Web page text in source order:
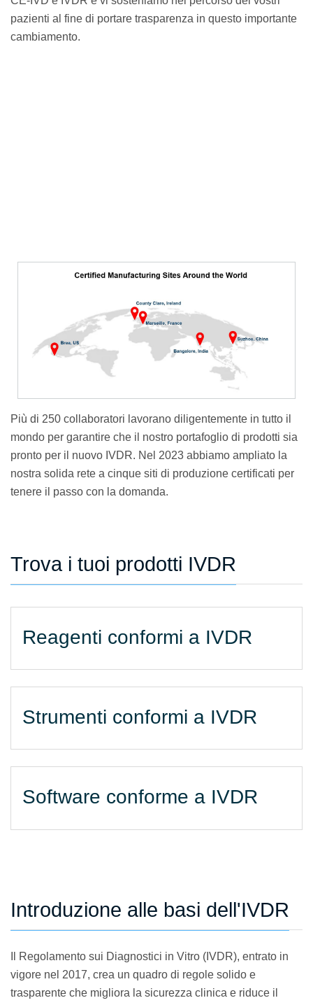
pazienti al fine di portare trasparenza in questo importante
cambiamento.
Più di 250 collaboratori lavorano diligentemente in tutto il
mondo per garantire che il nostro portafoglio di prodotti sia
pronto per il nuovo IVDR. Nel 2023 abbiamo ampliato la
nostra solida rete a cinque siti di produzione certificati per
tenere il passo con la domanda.
Trova i tuoi prodotti IVDR
Reagenti conformi a IVDR
Strumenti conformi a IVDR
Software conforme a IVDR
Introduzione alle basi dell'IVDR
Il Regolamento sui Diagnostici in Vitro (IVDR), entrato in
vigore nel 2017, crea un quadro di regole solido e
trasparente che migliora la sicurezza clinica e riduce il